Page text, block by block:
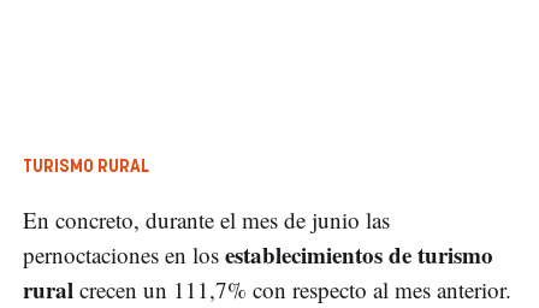
TURISMO RURAL
En concreto, durante el mes de junio las
pernoctaciones en los establecimientos de turismo
rural crecen un 111,7% con respecto al mes anterior.